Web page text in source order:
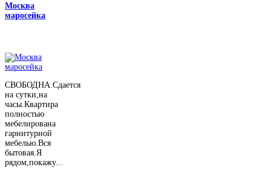
Москва
маросейка
СВОБОДНА.Сдается
на сутки,на
часы.Квартира
полностью
мебелирована
гарнитурной
мебелью.Вся
бытовая.Я
рядом,покажу...